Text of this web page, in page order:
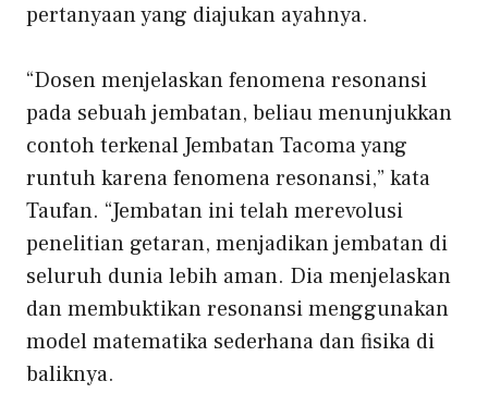
pertanyaan yang diajukan ayahnya.
“Dosen menjelaskan fenomena resonansi
pada sebuah jembatan, beliau menunjukkan
contoh terkenal Jembatan Tacoma yang
runtuh karena fenomena resonansi,” kata
Taufan. “Jembatan ini telah merevolusi
penelitian getaran, menjadikan jembatan di
seluruh dunia lebih aman. Dia menjelaskan
dan membuktikan resonansi menggunakan
model matematika sederhana dan fisika di
baliknya.